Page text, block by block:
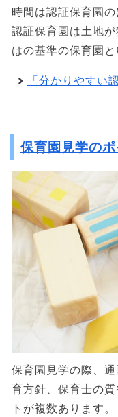
時間は認証保育園
認証保育園は土地
はの基準の保育園と
「分かりやすい
保育園見学の
保育園見学の際、
育方針、保育士の
トが複数あります。